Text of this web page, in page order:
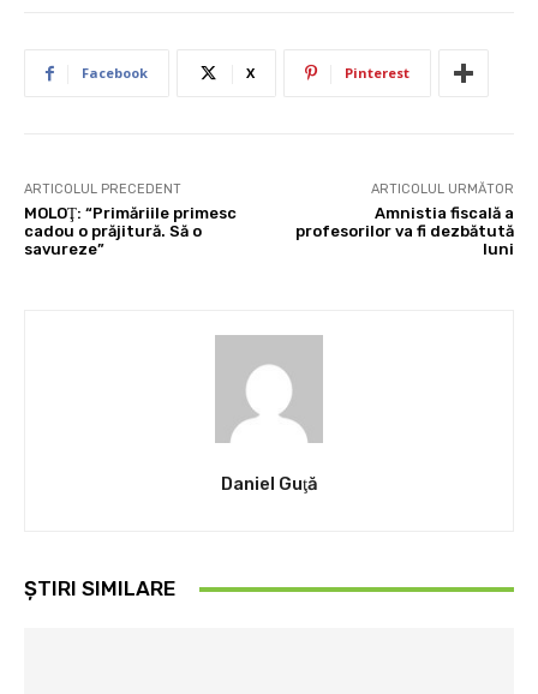
Facebook X Pinterest
ARTICOLUL PRECEDENT
MOLOŢ: “Primăriile primesc
cadou o prăjitură. Să o
savureze”
ARTICOLUL URMĂTOR
Amnistia fiscală a
profesorilor va fi dezbătută
luni
Daniel Guţă
ȘTIRI SIMILARE